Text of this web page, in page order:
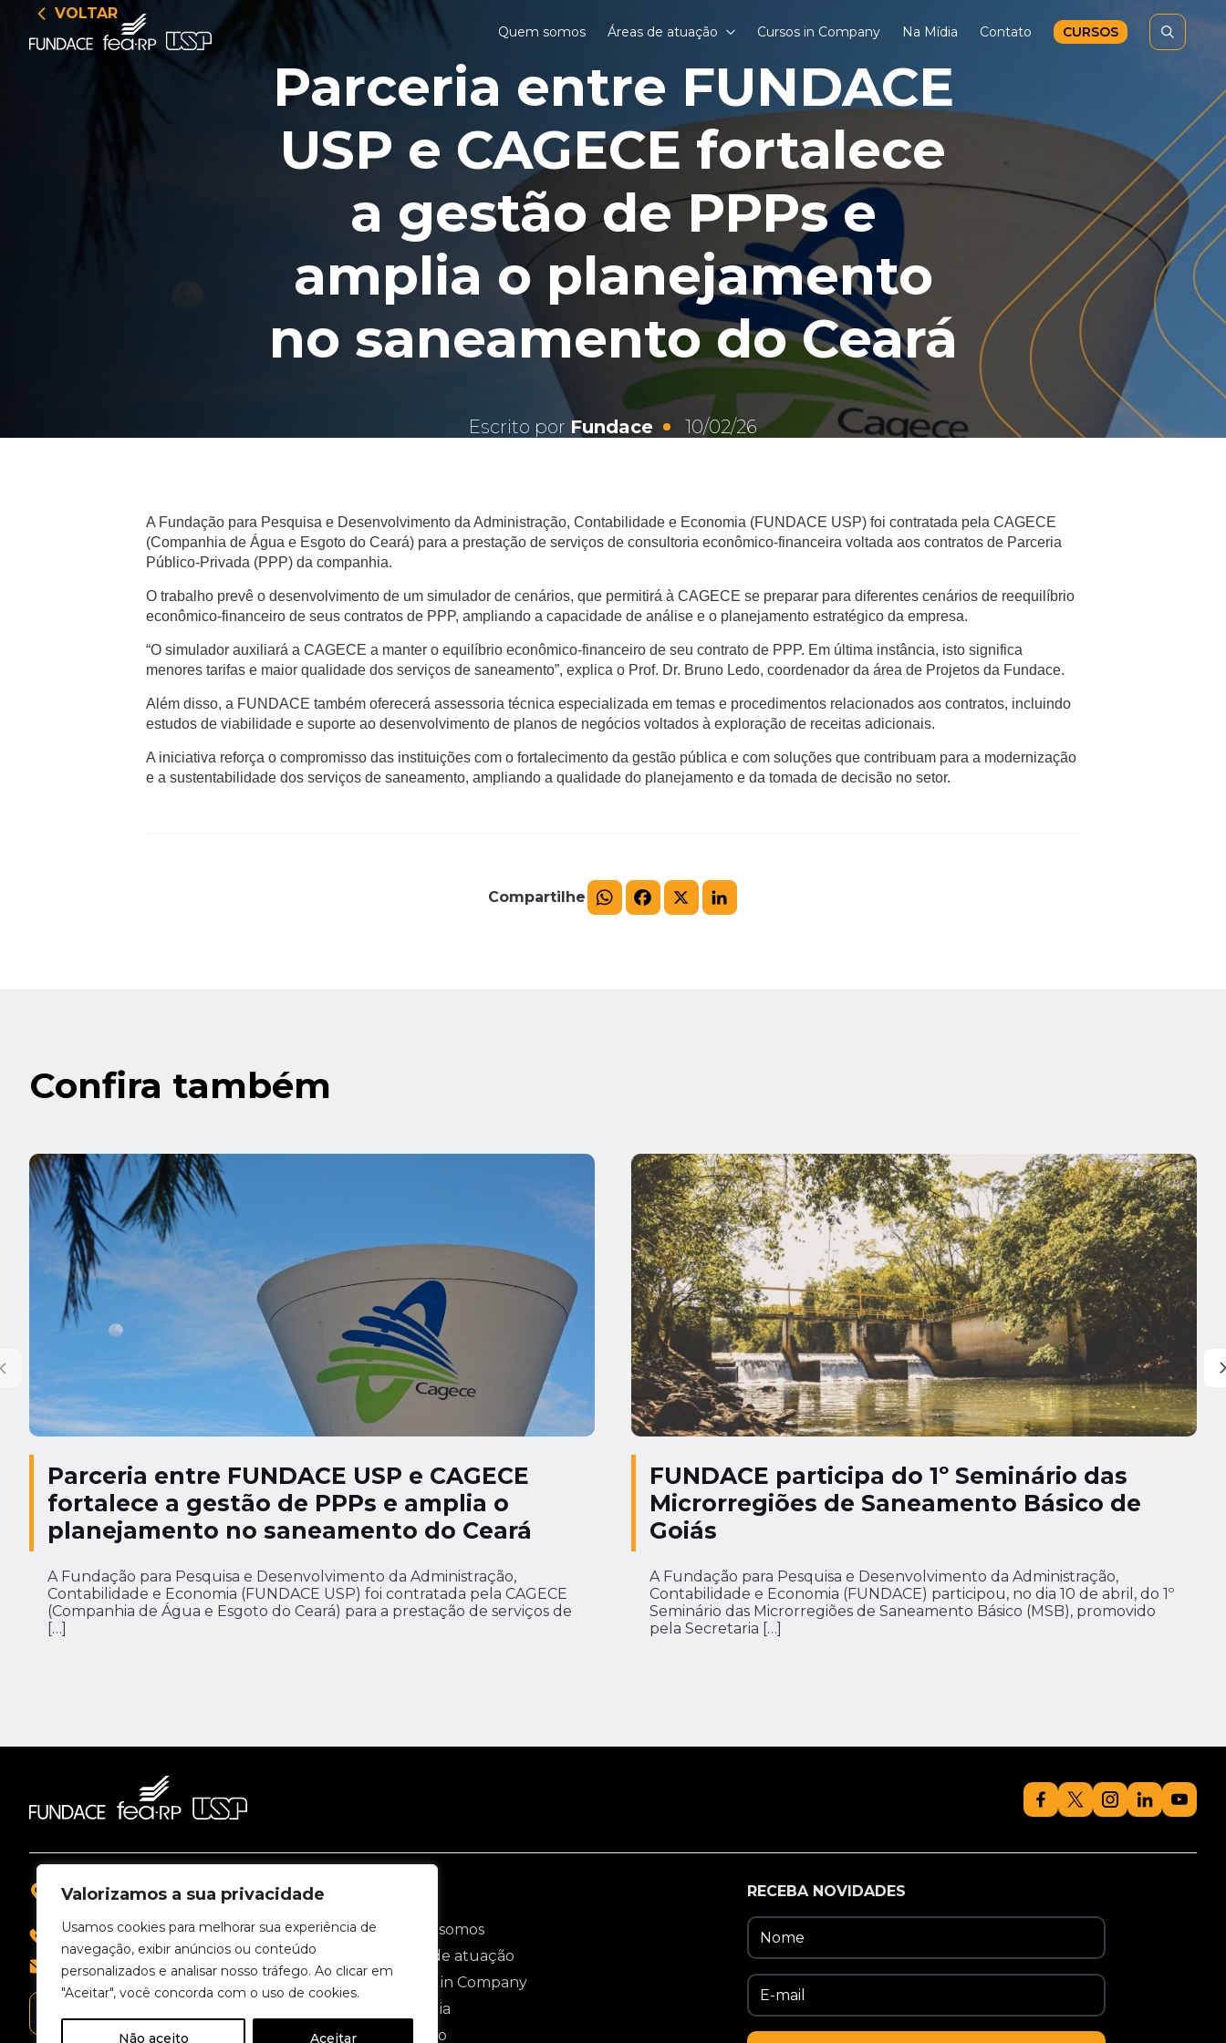
Valorizamos a sua privacidade
Usamos cookies para melhorar sua experiência de
navegação, exibir anúncios ou conteúdo
personalizados e analisar nosso tráfego. Ao clicar em
"Aceitar", você concorda com o uso de cookies.
Não aceito Aceitar
Quem somos Áreas de atuação Cursos in Company Na Mídia Contato CURSOS
VOLTAR
Parceria entre FUNDACE
USP e CAGECE fortalece
a gestão de PPPs e
amplia o planejamento
no saneamento do Ceará
Escrito por Fundace 10/02/26
A Fundação para Pesquisa e Desenvolvimento da Administração, Contabilidade e Economia (FUNDACE USP) foi contratada pela CAGECE
(Companhia de Água e Esgoto do Ceará) para a prestação de serviços de consultoria econômico-financeira voltada aos contratos de Parceria
Público-Privada (PPP) da companhia.
O trabalho prevê o desenvolvimento de um simulador de cenários, que permitirá à CAGECE se preparar para diferentes cenários de reequilíbrio
econômico-financeiro de seus contratos de PPP, ampliando a capacidade de análise e o planejamento estratégico da empresa.
“O simulador auxiliará a CAGECE a manter o equilíbrio econômico-financeiro de seu contrato de PPP. Em última instância, isto significa
menores tarifas e maior qualidade dos serviços de saneamento”, explica o Prof. Dr. Bruno Ledo, coordenador da área de Projetos da Fundace.
Além disso, a FUNDACE também oferecerá assessoria técnica especializada em temas e procedimentos relacionados aos contratos, incluindo
estudos de viabilidade e suporte ao desenvolvimento de planos de negócios voltados à exploração de receitas adicionais.
A iniciativa reforça o compromisso das instituições com o fortalecimento da gestão pública e com soluções que contribuam para a modernização
e a sustentabilidade dos serviços de saneamento, ampliando a qualidade do planejamento e da tomada de decisão no setor.
CompartilheWhatsAppFacebookX LinkedIn
Confira também
Parceria entre FUNDACE USP e CAGECE
fortalece a gestão de PPPs e amplia o
planejamento no saneamento do Ceará
A Fundação para Pesquisa e Desenvolvimento da Administração,
Contabilidade e Economia (FUNDACE USP) foi contratada pela CAGECE
(Companhia de Água e Esgoto do Ceará) para a prestação de serviços de
[…]
FUNDACE participa do 1º Seminário das
Microrregiões de Saneamento Básico de
Goiás
A Fundação para Pesquisa e Desenvolvimento da Administração,
Contabilidade e Economia (FUNDACE) participou, no dia 10 de abril, do 1º
Seminário das Microrregiões de Saneamento Básico (MSB), promovido
pela Secretaria […]
Rua Bernardino de Campos, 1001, Sala 401
0800 77 100 70
atendimento@fundace.org.br
Quem somos
Áreas de atuação
Cursos in Company
Na Mídia
Contato
RECEBA NOVIDADES